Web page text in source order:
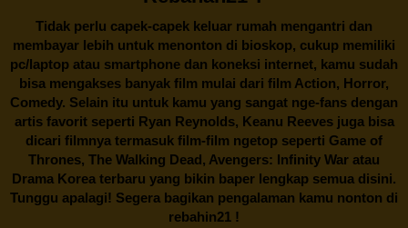
Tidak perlu capek-capek keluar rumah mengantri dan
membayar lebih untuk menonton di bioskop, cukup memiliki
pc/laptop atau smartphone dan koneksi internet, kamu sudah
bisa mengakses banyak film mulai dari film Action, Horror,
Comedy. Selain itu untuk kamu yang sangat nge-fans dengan
artis favorit seperti Ryan Reynolds, Keanu Reeves juga bisa
dicari filmnya termasuk film-film ngetop seperti Game of
Thrones, The Walking Dead, Avengers: Infinity War atau
Drama Korea terbaru yang bikin baper lengkap semua disini.
Tunggu apalagi! Segera bagikan pengalaman kamu nonton di
rebahin21 !